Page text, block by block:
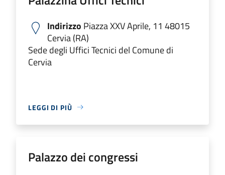
Indirizzo Piazza XXV Aprile, 11 48015
Cervia (RA)
Sede degli Uffici Tecnici del Comune di
Cervia
LEGGI DI PIÙ
Palazzo dei congressi